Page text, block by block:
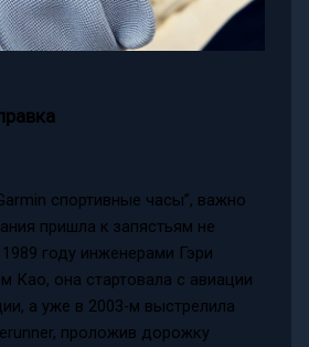
спортивные часы”, важно
пришла к запястьям не
году инженерами Гэри
Као, она стартовала с авиации
а уже в 2003-м выстрелила
проложив дорожку